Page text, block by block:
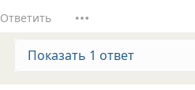
Ответить
Показать 1 ответ